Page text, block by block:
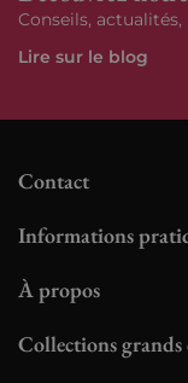
Conseils, actualités,
Lire sur le blog
Contact
Informations
À propos
Collections grands